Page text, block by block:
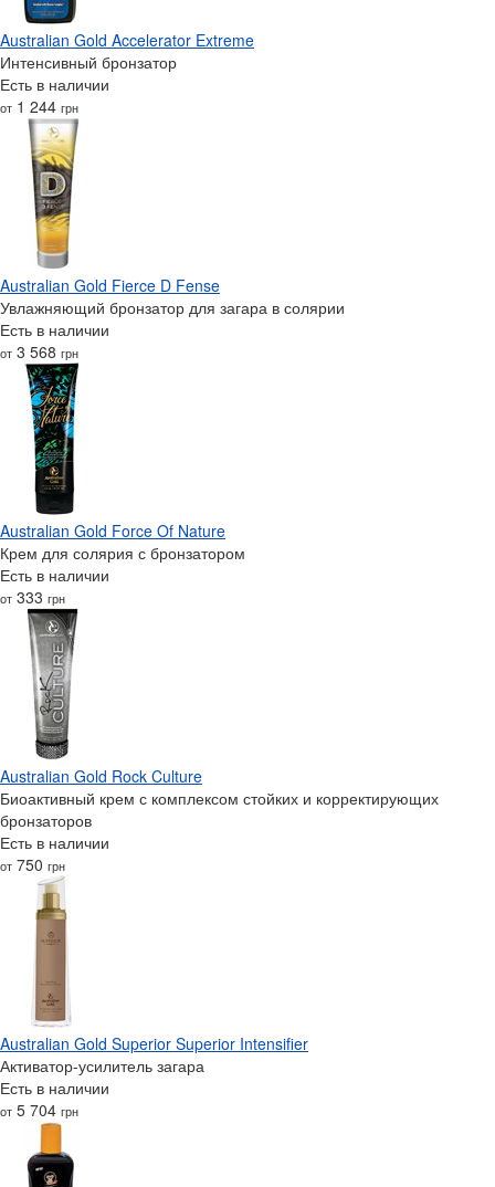
Australian Gold Accelerator Extreme
Интенсивный бронзатор
Есть в наличии
от 1 244 грн
Australian Gold Fierce D Fense
Увлажняющий бронзатор для загара в солярии
Есть в наличии
от 3 568 грн
Australian Gold Force Of Nature
Крем для солярия с бронзатором
Есть в наличии
от 333 грн
Australian Gold Rock Culture
Биоактивный крем с комплексом стойких и корректирующих
бронзаторов
Есть в наличии
от 750 грн
Australian Gold Superior Superior Intensifier
Активатор-усилитель загара
Есть в наличии
от 5 704 грн